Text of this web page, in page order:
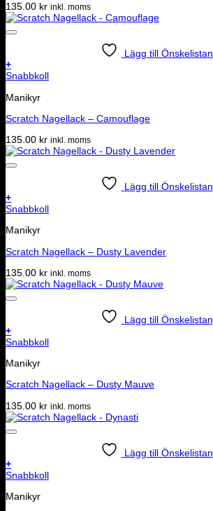
135.00 kr inkl. moms
Lägg till Önskelistan
+
Snabbkoll
Manikyr
Scratch Nagellack – Camouflage
135.00 kr inkl. moms
Lägg till Önskelistan
+
Snabbkoll
Manikyr
Scratch Nagellack – Dusty Lavender
135.00 kr inkl. moms
Lägg till Önskelistan
+
Snabbkoll
Manikyr
Scratch Nagellack – Dusty Mauve
135.00 kr inkl. moms
Lägg till Önskelistan
+
Snabbkoll
Manikyr